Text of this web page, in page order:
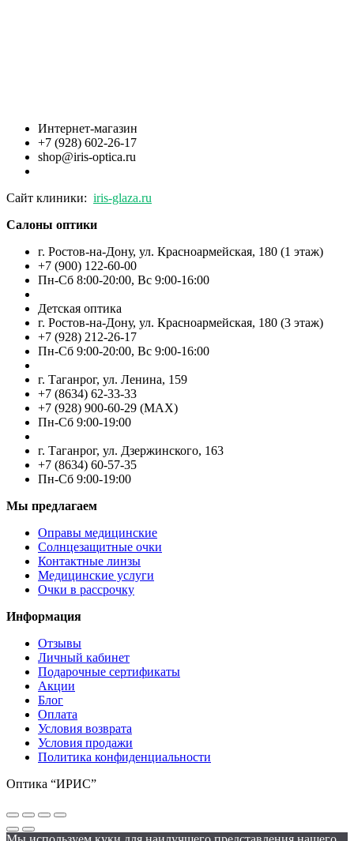
Интернет-магазин
+7 (928) 602-26-17
shop@iris-optica.ru
Сайт клиники: iris-glaza.ru
Салоны оптики
г. Ростов-на-Дону, ул. Красноармейская, 180 (1 этаж)
+7 (900) 122-60-00
Пн-Cб 8:00-20:00, Вс 9:00-16:00
Детская оптика
г. Ростов-на-Дону, ул. Красноармейская, 180 (3 этаж)
+7 (928) 212-26-17
Пн-Cб 9:00-20:00, Вс 9:00-16:00
г. Таганрог, ул. Ленина, 159
+7 (8634) 62-33-33
+7 (928) 900-60-29 (MAX)
Пн-Cб 9:00-19:00
г. Таганрог, ул. Дзержинского, 163
+7 (8634) 60-57-35
Пн-Сб 9:00-19:00
Мы предлагаем
Оправы медицинские
Солнцезащитные очки
Контактные линзы
Медицинские услуги
Очки в рассрочку
Информация
Отзывы
Личный кабинет
Подарочные сертификаты
Акции
Блог
Оплата
Условия возврата
Условия продажи
Политика конфиденциальности
Оптика “ИРИС”